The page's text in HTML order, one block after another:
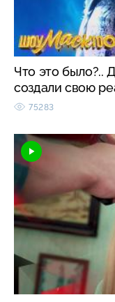
Что это было?..
создали свою
75283